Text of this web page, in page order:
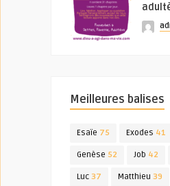
Meilleures balises
Esaïe 75 Exodes 41
Genèse 52 Job 42
Luc 37 Matthieu 39